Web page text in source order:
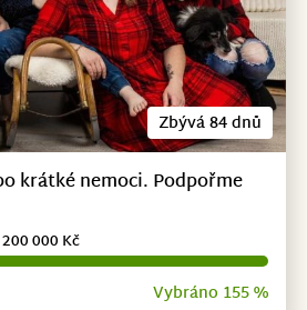
Zbývá 84 dnů
krátké nemoci. Podpořme
Vybráno 155 %
000 Kč